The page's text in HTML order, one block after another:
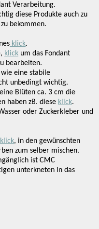
Verarbeitung.
diese Produkte auch zu
bekommen.
klick.
klick um das Fondant
bearbeiten.
wie eine stabile
unbedingt wichtig.
Blüten ca. 3 cm die
haben zB. diese klick.
oder Zuckerkleber und
klick, in den gewünschten
zum selber mischen.
ist CMC
unterkneten in das